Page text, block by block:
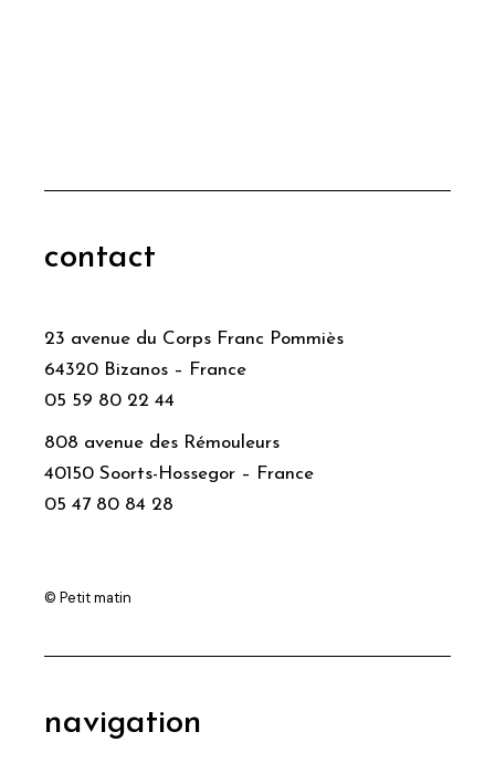
contact
23 avenue du Corps Franc Pommiès
64320 Bizanos – France
05 59 80 22 44
808 avenue des Rémouleurs
40150 Soorts-Hossegor – France
05 47 80 84 28
© Petit matin
navigation